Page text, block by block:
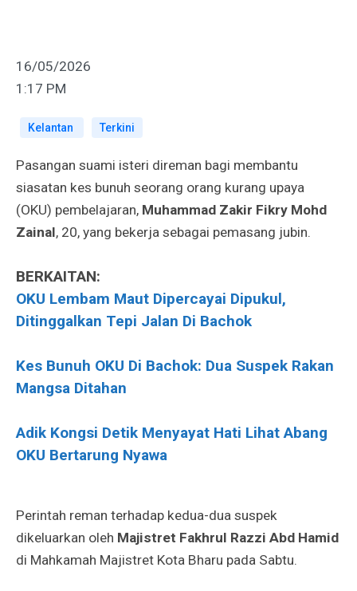
16/05/2026
1:17 PM
Kelantan Terkini
Pasangan suami isteri direman bagi membantu
siasatan kes bunuh seorang orang kurang upaya
(OKU) pembelajaran, Muhammad Zakir Fikry Mohd
Zainal, 20, yang bekerja sebagai pemasang jubin.
BERKAITAN:
OKU Lembam Maut Dipercayai Dipukul,
Ditinggalkan Tepi Jalan Di Bachok
Kes Bunuh OKU Di Bachok: Dua Suspek Rakan
Mangsa Ditahan
Adik Kongsi Detik Menyayat Hati Lihat Abang
OKU Bertarung Nyawa
Perintah reman terhadap kedua-dua suspek
dikeluarkan oleh Majistret Fakhrul Razzi Abd Hamid
di Mahkamah Majistret Kota Bharu pada Sabtu.